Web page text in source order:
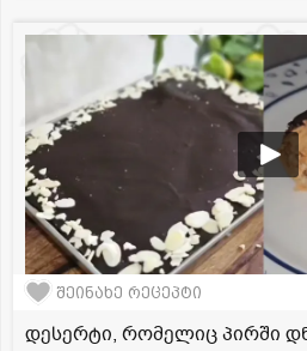
შეინახე რეცეპტი
დესერტი, რომელიც პირში